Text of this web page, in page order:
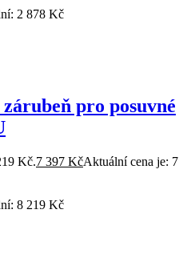
2 878 Kč
pro posuvné
Kč.7 397 KčAktuální cena je: 7
8 219 Kč